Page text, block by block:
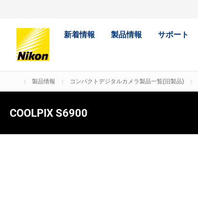
新着情報 製品情報 サポート
製品情報 コンパクトデジタルカメラ製品一覧(旧製品)
COOLPIX S6900